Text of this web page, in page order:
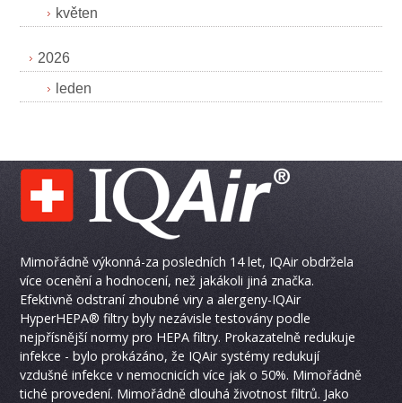
květen
2026
leden
Mimořádně výkonná-za posledních 14 let, IQAir obdržela
více ocenění a hodnocení, než jakákoli jiná značka.
Efektivně odstraní zhoubné viry a alergeny-IQAir
HyperHEPA® filtry byly nezávisle testovány podle
nejpřísnější normy pro HEPA filtry. Prokazatelně redukuje
infekce - bylo prokázáno, že IQAir systémy redukují
vzdušné infekce v nemocnicích více jak o 50%. Mimořádně
tiché provedení. Mimořádně dlouhá životnost filtrů. Jako